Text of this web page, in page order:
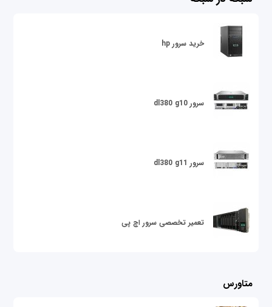
خرید سرور hp
سرور dl380 g10
سرور dl380 g11
تعمیر تخصصی سرور اچ پی
متاورس